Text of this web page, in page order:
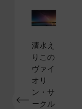
清水え
りこの
ヴァイ
オリ
ン・サ
ークル